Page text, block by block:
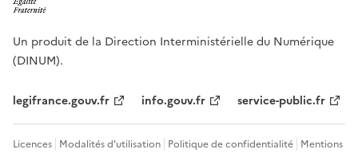
Un produit de la Direction Interministérielle du Numérique
(DINUM).
legifrance.gouv.fr info.gouv.fr service-public.fr
Licences Modalités d'utilisation Politique de confidentialité Mentions